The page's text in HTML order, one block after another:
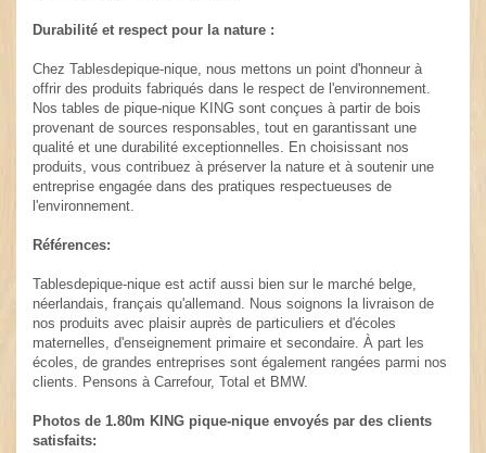
Durabilité et respect pour la nature :
Chez Tablesdepique-nique, nous mettons un point d'honneur à
offrir des produits fabriqués dans le respect de l'environnement.
Nos tables de pique-nique KING sont conçues à partir de bois
provenant de sources responsables, tout en garantissant une
qualité et une durabilité exceptionnelles. En choisissant nos
produits, vous contribuez à préserver la nature et à soutenir une
entreprise engagée dans des pratiques respectueuses de
l'environnement.
Références:
Tablesdepique-nique est actif aussi bien sur le marché belge,
néerlandais, français qu'allemand. Nous soignons la livraison de
nos produits avec plaisir auprès de particuliers et d'écoles
maternelles, d'enseignement primaire et secondaire. À part les
écoles, de grandes entreprises sont également rangées parmi nos
clients. Pensons à Carrefour, Total et BMW.
Photos de 1.80m KING pique-nique envoyés par des clients
satisfaits: